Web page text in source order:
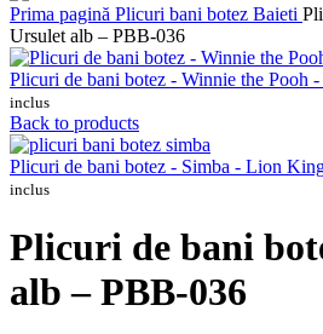
Prima pagină Plicuri bani botez Baieti
Ursulet alb – PBB-036
Plicuri de bani botez - Winnie the Pooh
inclus
Back to products
Plicuri de bani botez - Simba - Lion
inclus
Plicuri de bani
alb – PBB-036